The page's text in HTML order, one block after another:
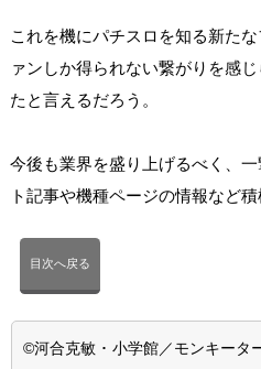
これを機にパチスロを知る新た
ァンしか得られない繋がりを感
たと言えるだろう。
今後も業界を盛り上げるべく、
ト記事や機種ページの情報など
目次へ戻る
©河合克敏 ･ 小学館／モンキータ